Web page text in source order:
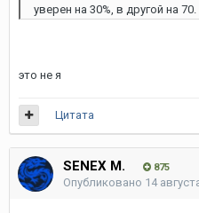
уверен на 30%, в другой на 70.
это не я
Цитата
SENEX M. 875
Опубликовано 14